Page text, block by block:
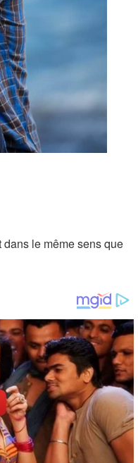
le même sens que